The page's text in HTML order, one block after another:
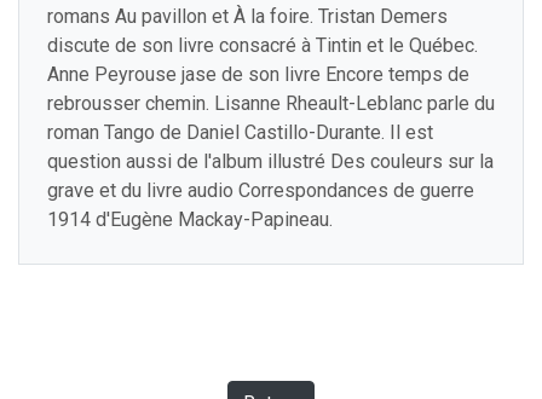
romans Au pavillon et À la foire. Tristan Demers
discute de son livre consacré à Tintin et le Québec.
Anne Peyrouse jase de son livre Encore temps de
rebrousser chemin. Lisanne Rheault-Leblanc parle du
roman Tango de Daniel Castillo-Durante. Il est
question aussi de l'album illustré Des couleurs sur la
grave et du livre audio Correspondances de guerre
1914 d'Eugène Mackay-Papineau.